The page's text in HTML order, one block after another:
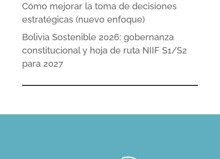
Cómo mejorar la toma de decisiones
estratégicas (nuevo enfoque)
Bolivia Sostenible 2026: gobernanza
constitucional y hoja de ruta NIIF S1/S2
para 2027